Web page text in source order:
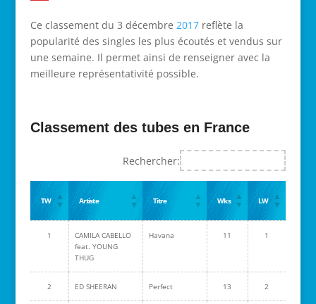
Ce classement du 3 décembre 2017reflète la
popularité des singles les plus écoutés et vendus sur
une semaine. Il permet ainsi de renseigner avec la
meilleure représentativité possible.
Classement des tubes en France
Rechercher:
TW Artiste Titre Wks LW
1
CAMILA CABELLO
feat. YOUNG
THUG
Havana 11 1
2 ED SHEERAN Perfect 13 2